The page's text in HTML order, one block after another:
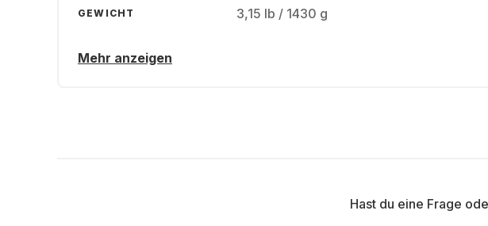
GEWICHT 3,15 lb / 1430 g
Mehr anzeigen
Hast du eine Frage